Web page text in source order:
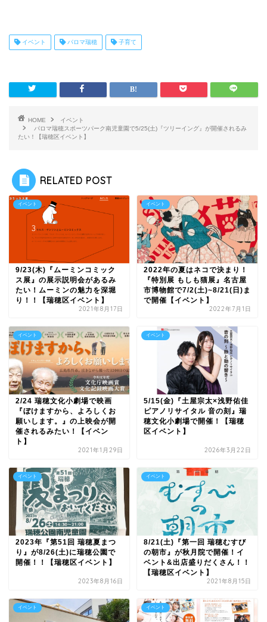
イベント パロマ瑞穂 子育て
HOME
イベント
パロマ瑞穂スポーツパーク南児童園で5/25(土)『ツリーイング』が開催されるみ
たい！【瑞穂区イベント】
RELATED POST
イベント
9/23(木)『ムーミンコミック
ス展』の展示説明会があるみ
たい！ムーミンの魅力を深堀
り！！【瑞穂区イベント】
2021年8月17日
イベント
2022年の夏はネコで決まり！
『特別展 もしも猫展』名古屋
市博物館で7/2(土)~8/21(日)ま
で開催【イベント】
2022年7月1日
イベント
2/24 瑞穂文化小劇場で映画
『ぼけますから、よろしくお
願いします。』の上映会が開
催されるみたい！【イベン
ト】
2021年1月29日
イベント
5/15(金)『土屋宗太×浅野佑佳
ピアノリサイタル 音の刻』瑞
穂文化小劇場で開催！【瑞穂
区イベント】
2026年3月22日
イベント
2023年『第51回 瑞穂夏まつ
り』が8/26(土)に瑞穂公園で
開催！！【瑞穂区イベント】
2023年8月16日
イベント
8/21(土)『第一回 瑞穂むすび
の朝市』が秋月院で開催！イ
ベント&出店盛りだくさん！！
【瑞穂区イベント】
2021年8月15日
イベント イベント